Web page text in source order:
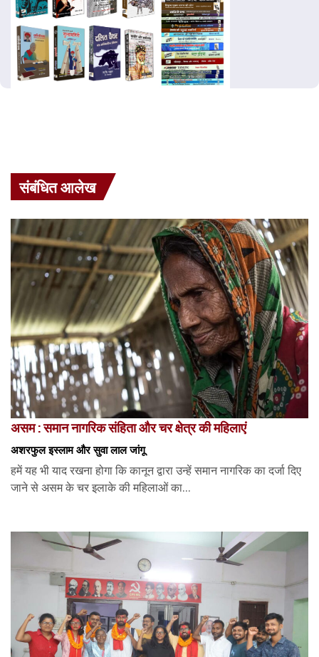
संबंधित आलेख
असम : समान नागरिक संहिता और चर क्षेत्र की महिलाएं
अशरफुल इस्लाम और सुवा लाल जांगू
हमें यह भी याद रखना होगा कि कानून द्वारा उन्हें समान नागरिक का दर्जा दिए
जाने से असम के चर इलाके की महिलाओं का...